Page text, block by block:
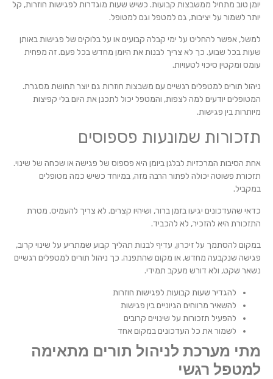
יומן טוב מתחיל ממשבצות קבועות. כשיש שעות מוגדרות לפגישות חוזרות, קל
יותר לשמור על יציבות, גם למטפל וגם למטופל.
למשל, אפשר להחליט על ימי קבלה קבועים או על בלוקים של פגישות באותן
שעות בכל שבוע. כך לא צריך לבנות את היומן מחדש בכל פעם. זה מפחית
עומס ומקטין סיכוי לטעויות.
ניהול תורים למטפלים רגשיים עם משבצות חוזרות גם יוצר תחושת מסגרת.
המטופלים יודעים למה לצפות, והמטפל יכול לתכנן את היום בלי קפיצות
מיותרות בין פגישות.
תזכורות שמונעות פספוסים
אחת הסיבות המרכזיות לבלגן ביומן היא פספוס של פגישה או שכחה של שינוי.
תזכורת פשוטה יכולה לפתור הרבה מזה, במיוחד כשיש כמה מטופלים
במקביל.
כדאי שהעדכונים יגיעו בזמן ברור, ושיהיו קצרים. לא צריך להעמיס. מטרת
התזכורת היא להזכיר, לא להכביד.
במקום להסתמך על זיכרון, עדיף לבנות תהליך קבוע שמתריע על שינוי קרוב,
פגישה שנקבעה מחדש, או מקום שהתפנה. כך ניהול תורים למטפלים רגשיים
נשאר שקט, ולא דורש מעקב תמידי.
להגדיר שעות קבועות לפגישות חוזרות
להשאיר מרווחים הגיוניים בין פגישות
להפעיל תזכורות על שינויים קרובים
לשמור את כל העדכונים במקום אחד
מתי מערכת לניהול תורים מתאימה
למטפל רגשי